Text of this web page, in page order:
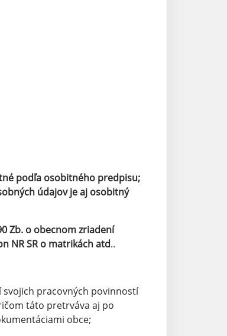
podľa osobitného predpisu;
údajov je aj osobitný
Zb. o obecnom zriadení
NR SR o matrikách atd..
pracovných povinností
táto pretrváva aj po
obce;